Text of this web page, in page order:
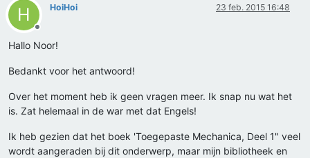
H
Offline
HoiHoi 23 feb. 2015 16:48
Hallo Noor!
Bedankt voor het antwoord!
Over het moment heb ik geen vragen meer. Ik snap nu wat het
is. Zat helemaal in de war met dat Engels!
Ik heb gezien dat het boek 'Toegepaste Mechanica, Deel 1" veel
wordt aangeraden bij dit onderwerp, maar mijn bibliotheek en